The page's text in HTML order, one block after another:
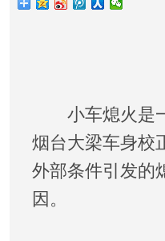
小车熄火是一
烟台大梁车身校
外部条件引发的
因。